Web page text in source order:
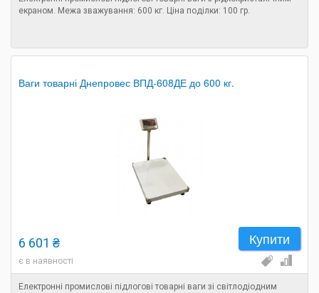
екраном. Межа зважування: 600 кг. Ціна поділки: 100 гр.
Ваги товарні Днепровес ВПД-608ДЕ до 600 кг.
Купити
6 601 ₴
є в наявності
Електронні промислові підлогові товарні ваги зі світлодіодним